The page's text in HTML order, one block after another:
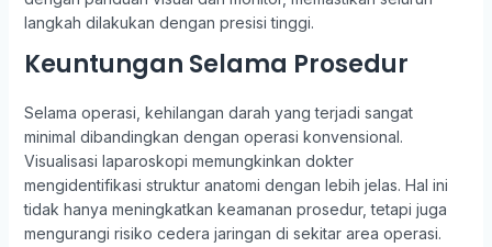
langkah dilakukan dengan presisi tinggi.
Keuntungan Selama Prosedur
Selama operasi, kehilangan darah yang terjadi sangat
minimal dibandingkan dengan operasi konvensional.
Visualisasi laparoskopi memungkinkan dokter
mengidentifikasi struktur anatomi dengan lebih jelas. Hal ini
tidak hanya meningkatkan keamanan prosedur, tetapi juga
mengurangi risiko cedera jaringan di sekitar area operasi.